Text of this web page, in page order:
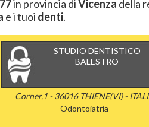
in provincia diVicenza della
e i tuoi denti.
STUDIO DENTISTICO
BALESTRO
Corner,1 - 36016 THIENE(VI) -
Odontoiatria